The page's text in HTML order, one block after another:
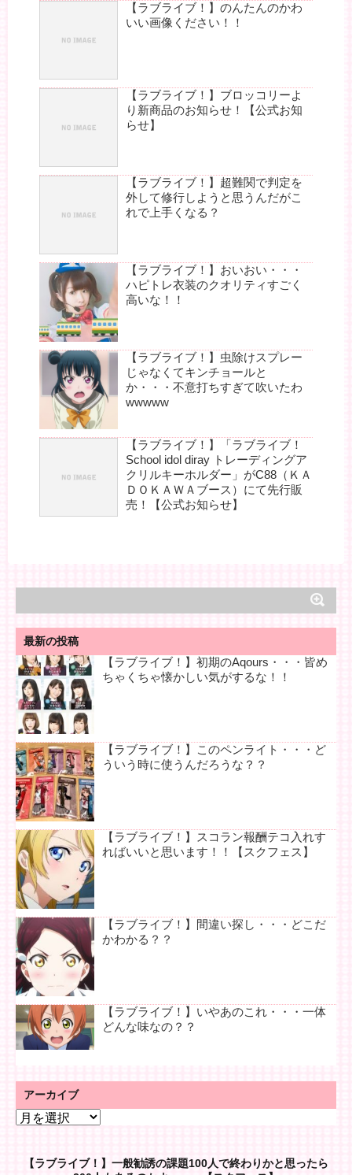
【ラブライブ！】のんたんのかわ
いい画像ください！！
【ラブライブ！】ブロッコリーよ
り新商品のお知らせ！【公式お知
らせ】
【ラブライブ！】超難関で判定を
外して修行しようと思うんだがこ
れで上手くなる？
【ラブライブ！】おいおい・・・
ハピトレ衣装のクオリティすごく
高いな！！
【ラブライブ！】虫除けスプレー
じゃなくてキンチョールと
か・・・不意打ちすぎて吹いたわ
wwwww
【ラブライブ！】「ラブライブ！
School idol diray トレーディングア
クリルキーホルダー」がC88（ＫＡ
ＤＯＫＡＷＡブース）にて先行販
売！【公式お知らせ】
最新の投稿
【ラブライブ！】初期のAqours・・・皆め
ちゃくちゃ懐かしい気がするな！！
【ラブライブ！】このペンライト・・・ど
ういう時に使うんだろうな？？
【ラブライブ！】スコラン報酬テコ入れす
ればいいと思います！！【スクフェス】
【ラブライブ！】間違い探し・・・どこだ
かわかる？？
【ラブライブ！】いやあのこれ・・・一体
どんな味なの？？
アーカイブ
ア
【ラブライブ！】一般勧誘の課題100人で終わりかと思ったら